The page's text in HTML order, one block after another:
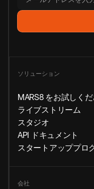
ソリューション
MARS8 をお試しく
ライブストリーム
スタジオ
API ドキュメント
スタートアッププロ
会社